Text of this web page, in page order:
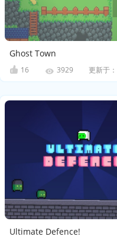
Ghost Town
16 3929 更新于：
Ultimate Defence!